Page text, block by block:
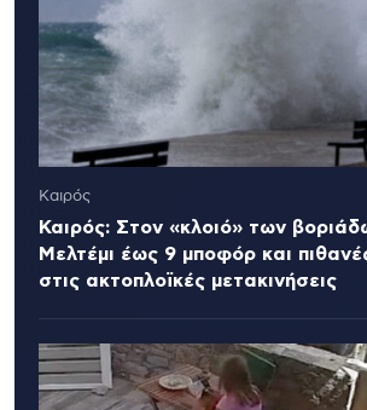
Καιρός
Καιρός: Στον «κλοιό» των
Μελτέμι έως 9 μποφόρ και
στις ακτοπλοϊκές μετακινήσεις